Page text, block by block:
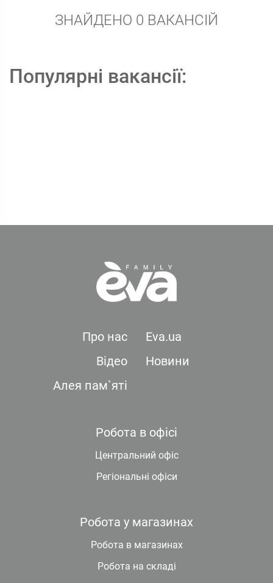
ЗНАЙДЕНО 0 ВАКАНСІЙ
Популярні вакансії:
Про нас
Eva.ua
Відео
Новини
Алея пам`яті
Робота в офісі
Центральний офіс
Регіональні офіси
Робота у магазинах
Робота в магазинах
Робота на складі